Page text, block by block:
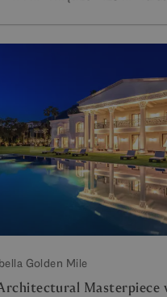
Golden Mile
Masterpiece